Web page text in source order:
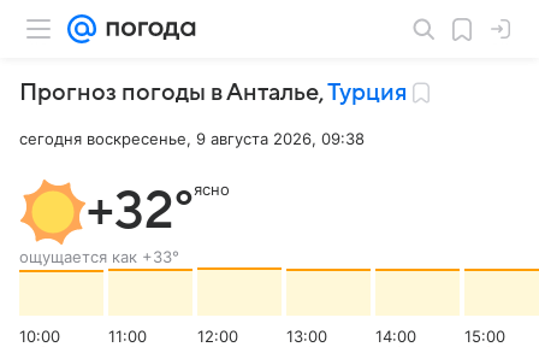
Прогноз погоды в Анталье,Турция
сегодня воскресенье, 9 августа 2026, 09:38
+32°
ощущается как +33°
ясно
10:00 11:00 12:00 13:00 14:00 15:00